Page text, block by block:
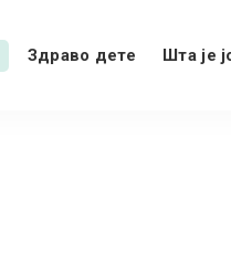
Здраво дете Шта је